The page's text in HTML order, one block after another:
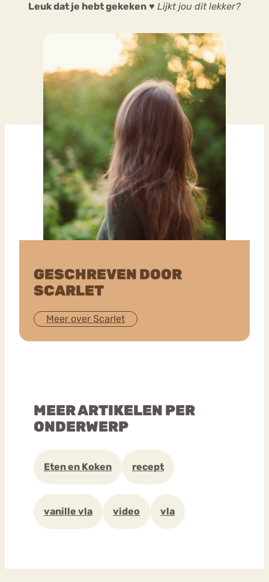
Leuk dat je hebt gekeken ♥ Lijkt jou dit lekker?
GESCHREVEN DOOR
SCARLET
Meer over Scarlet
MEER ARTIKELEN PER
ONDERWERP
Eten en Koken recept
vanille vla video vla